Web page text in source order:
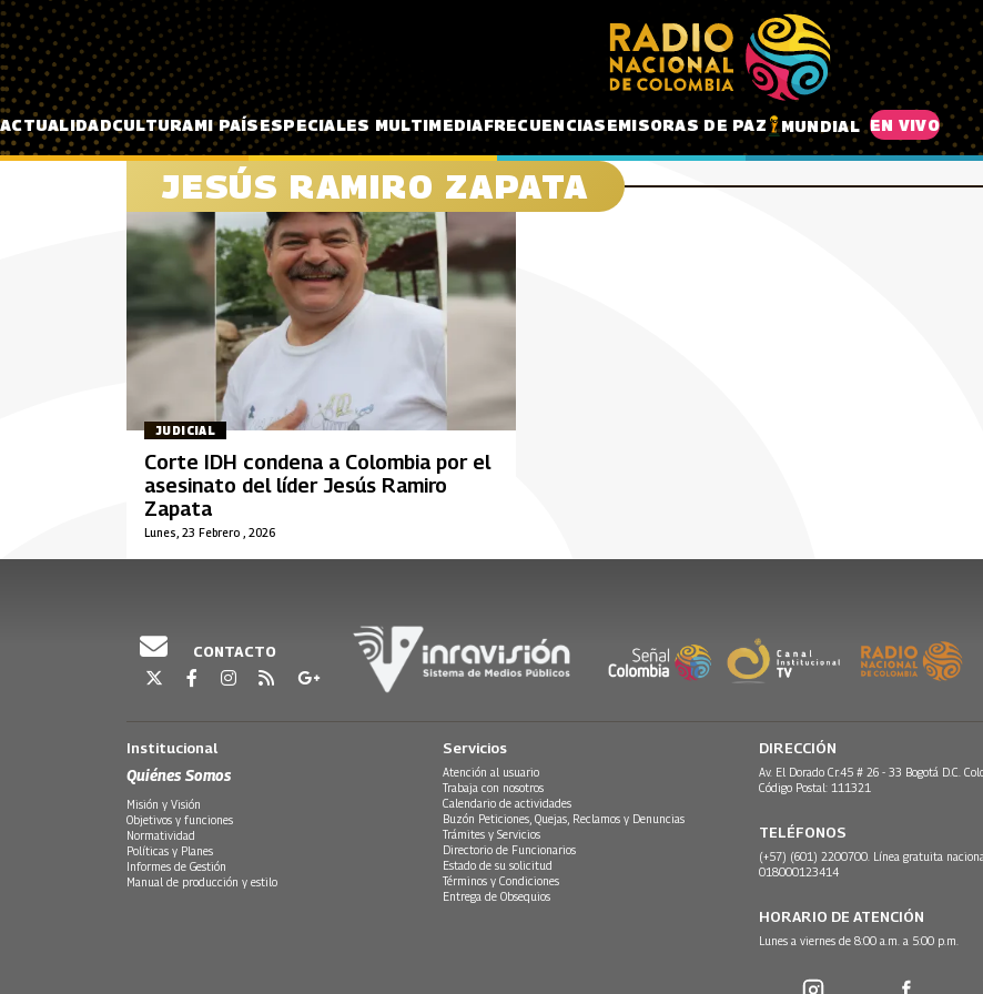
Pasar al contenido principal
ACTUALIDADCULTURAMI PAÍSESPECIALES MULTIMEDIAFRECUENCIASEMISORAS DE PAZ MUNDIAL EN VIVO
JESÚS RAMIRO ZAPATA
JUDICIAL
Lunes, 23 Febrero , 2026
Corte IDH condena a Colombia por el
asesinato del líder Jesús Ramiro
Zapata
CONTACTO
Institucional
Quiénes Somos
Misión y Visión
Objetivos y funciones
Normatividad
Políticas y Planes
Informes de Gestión
Manual de producción y estilo
Servicios
Atención al usuario
Trabaja con nosotros
Calendario de actividades
Buzón Peticiones, Quejas, Reclamos y Denuncias
Trámites y Servicios
Directorio de Funcionarios
Estado de su solicitud
Términos y Condiciones
Entrega de Obsequios
DIRECCIÓN
Av. El Dorado Cr.45 # 26 - 33 Bogotá D.C.
Código Postal: 111321
TELÉFONOS
(+57) (601) 2200700. Línea gratuita
018000123414
HORARIO DE ATENCIÓN
Lunes a viernes de 8:00 a.m. a 5:00 p.m.